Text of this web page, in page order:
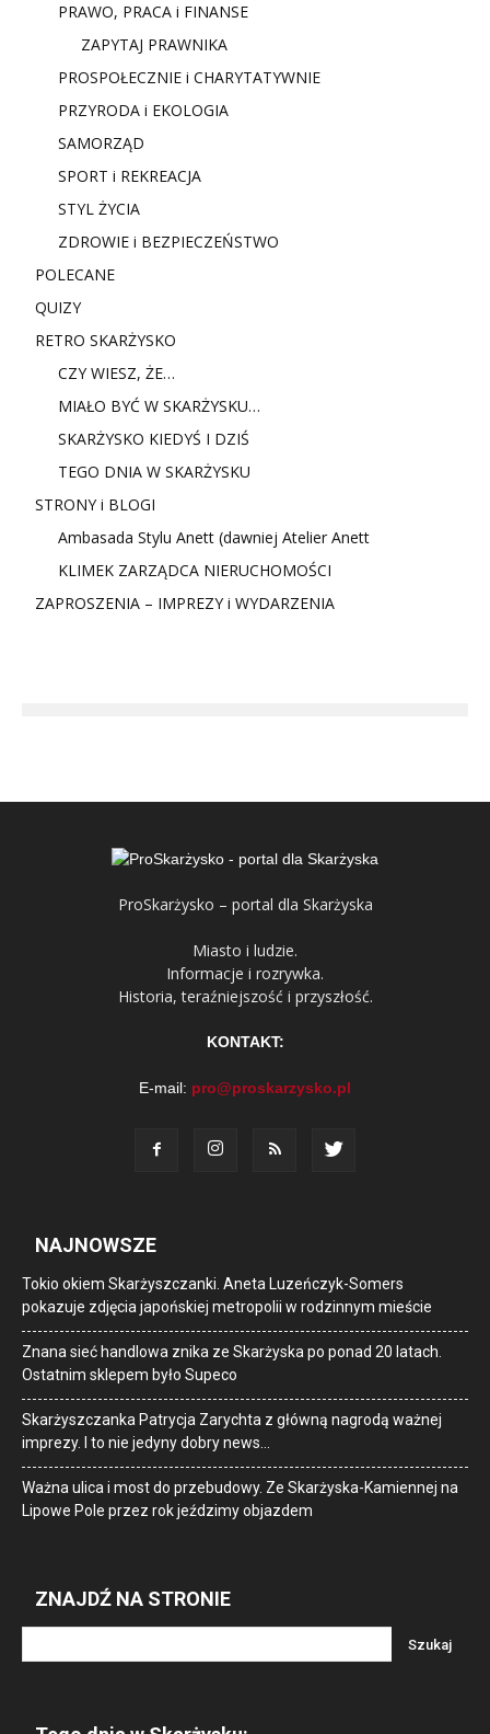
PRAWO, PRACA i FINANSE
ZAPYTAJ PRAWNIKA
PROSPOŁECZNIE i CHARYTATYWNIE
PRZYRODA i EKOLOGIA
SAMORZĄD
SPORT i REKREACJA
STYL ŻYCIA
ZDROWIE i BEZPIECZEŃSTWO
POLECANE
QUIZY
RETRO SKARŻYSKO
CZY WIESZ, ŻE…
MIAŁO BYĆ W SKARŻYSKU…
SKARŻYSKO KIEDYŚ I DZIŚ
TEGO DNIA W SKARŻYSKU
STRONY i BLOGI
Ambasada Stylu Anett (dawniej Atelier Anett
KLIMEK ZARZĄDCA NIERUCHOMOŚCI
ZAPROSZENIA – IMPREZY i WYDARZENIA
ProSkarżysko – portal dla Skarżyska
Miasto i ludzie.
Informacje i rozrywka.
Historia, teraźniejszość i przyszłość.
KONTAKT:
E-mail: pro@proskarzysko.pl
NAJNOWSZE
Tokio okiem Skarżyszczanki. Aneta Luzeńczyk-Somers
pokazuje zdjęcia japońskiej metropolii w rodzinnym mieście
Znana sieć handlowa znika ze Skarżyska po ponad 20 latach.
Ostatnim sklepem było Supeco
Skarżyszczanka Patrycja Zarychta z główną nagrodą ważnej
imprezy. I to nie jedyny dobry news…
Ważna ulica i most do przebudowy. Ze Skarżyska-Kamiennej na
Lipowe Pole przez rok jeździmy objazdem
ZNAJDŹ NA STRONIE